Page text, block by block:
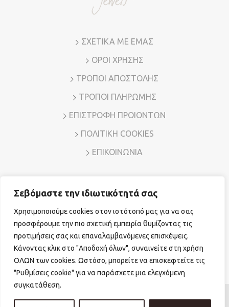
Σεβόμαστε την ιδιωτικότητά σας
Χρησιμοποιούμε cookies στον ιστότοπό μας για να σας
προσφέρουμε την πιο σχετική εμπειρία θυμίζοντας τις
προτιμήσεις σας και επαναλαμβανόμενες επισκέψεις.
Κάνοντας κλικ στο "Αποδοχή όλων", συναινείτε στη χρήση
ΟΛΩΝ των cookies. Ωστόσο, μπορείτε να επισκεφτείτε τις
"Ρυθμίσεις cookie" για να παράσχετε μια ελεγχόμενη
συγκατάθεση.
ΣΧΕΤΙΚΑ ΜΕ ΕΜΑΣ
ΟΡΟΙ ΧΡΗΣΗΣ
ΤΡΟΠΟΙ ΑΠΟΣΤΟΛΗΣ
ΤΡΟΠΟΙ ΠΛΗΡΩΜΗΣ
ΕΠΙΣΤΡΟΦΗ ΠΡΟΙΟΝΤΩΝ
ΠΟΛΙΤΙΚΗ COOKIES
ΕΠΙΚΟΙΝΩΝΙΑ
Διεύθυνση: Λ. Μεσογείων 7, Αμπελόκηποι – Αθήνα, Τ.Κ.
11526
Τηλ. Επικοινωνίας: 210 7794780E-mail:sales@vr-jewels.gr
FacebookInstagram
© Copyright 2026 vr-jewels.gr|Powered by